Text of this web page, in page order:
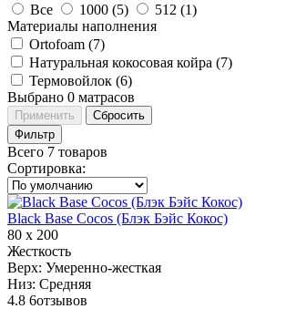
Все
1000 (5) 512 (1)
Материалы наполнения
Ortofoam (7)
Натуральная кокосовая койра (7)
Термовойлок (6)
Выбрано 0 матрасов
Применить
Сбросить
Фильтр
Всего 7 товаров
Сортировка:
Black Base Cocos (Блэк Бэйс Кокос)
80 х 200
Жесткость
Верх: Умеренно-жесткая
Низ: Средняя
4.8 6отзывов